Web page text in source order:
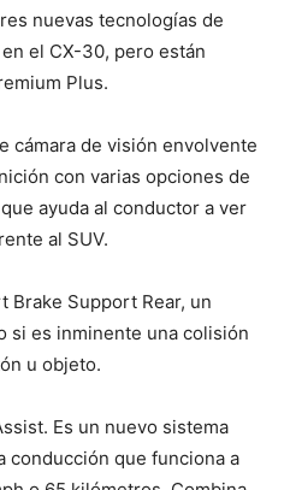
nuevas tecnologías de
el CX-30, pero están
Plus.
cámara de visión envolvente
con varias opciones de
ayuda al conductor a ver
al SUV.
Brake Support Rear, un
si es inminente una colisión
u objeto.
Es un nuevo sistema
conducción que funciona a